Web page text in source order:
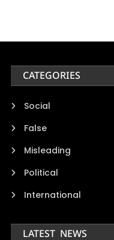
CATEGORIES
Social
False
Misleading
Political
International
LATEST NEWS